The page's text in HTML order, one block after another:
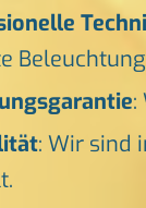
:
: Wir sind